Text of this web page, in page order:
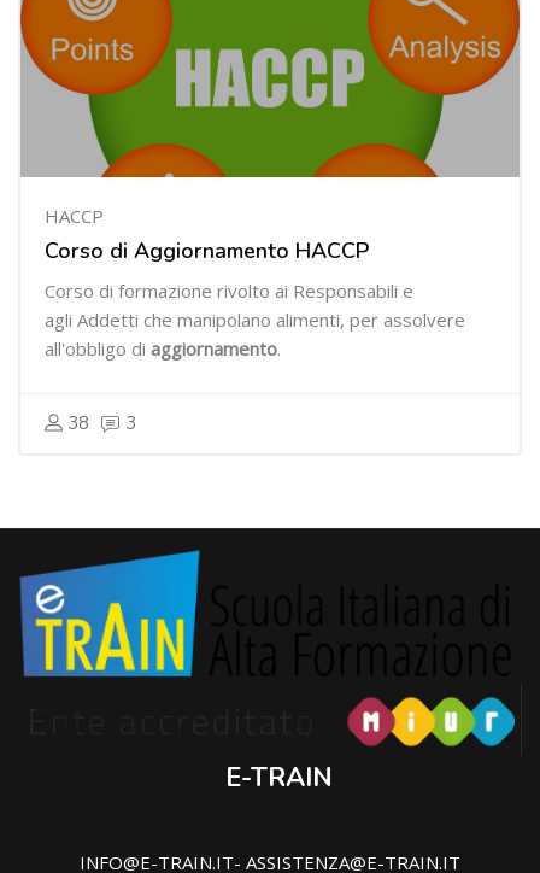
HACCP
Corso di Aggiornamento HACCP
Corso di formazione rivolto ai Responsabili e
agli Addetti che manipolano alimenti, per assolvere
all'obbligo di aggiornamento.
38 3
E-TRAIN
INFO@E-TRAIN.IT- ASSISTENZA@E-TRAIN.IT